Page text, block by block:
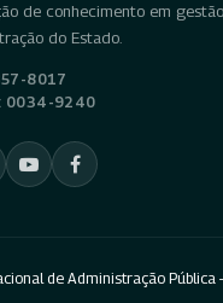
de conhecimento em
do Estado.
8017
0034-9240
de Administração Pública